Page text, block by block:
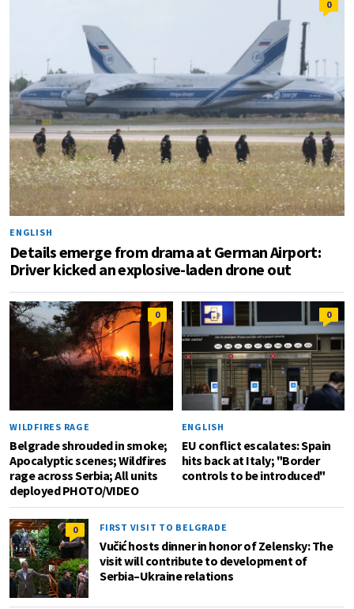
0
ENGLISH
Details emerge from drama at German Airport:
Driver kicked an explosive-laden drone out
0
WILDFIRES RAGE
Belgrade shrouded in smoke;
Apocalyptic scenes; Wildfires
rage across Serbia; All units
deployed PHOTO/VIDEO
0
ENGLISH
EU conflict escalates: Spain
hits back at Italy; "Border
controls to be introduced"
0 FIRST VISIT TO BELGRADE
Vučić hosts dinner in honor of Zelensky: The
visit will contribute to development of
Serbia–Ukraine relations